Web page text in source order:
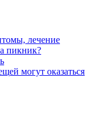
лечение
пикник?
могут оказаться